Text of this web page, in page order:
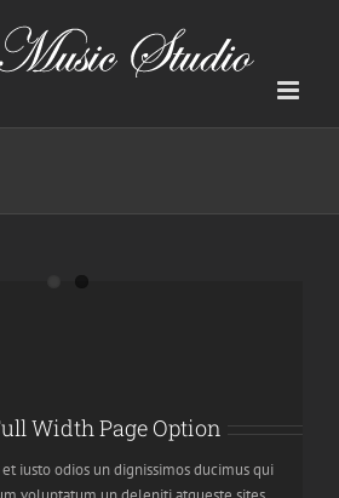
Width Page Option
iusto odios un dignissimos ducimus qui